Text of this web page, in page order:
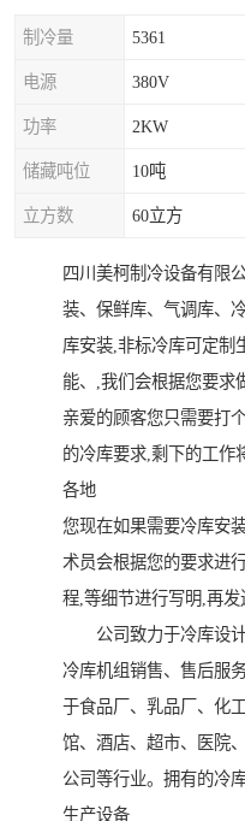
制冷量 5361
电源 380V
功率 2KW
储藏吨位 10吨
立方数 60立方
四川美柯制冷设备有限
装、保鲜库、气调库、
库安装,非标冷库可定制
能、,我们会根据您要求
亲爱的顾客您只需要打
的冷库要求,剩下的工作
各地
您现在如果需要冷库安
术员会根据您的要求进
程,等细节进行写明,再发
公司致力于冷库设计
冷库机组销售、售后服
于食品厂、乳品厂、化
馆、酒店、超市、医院
公司等行业。拥有的冷
生产设备